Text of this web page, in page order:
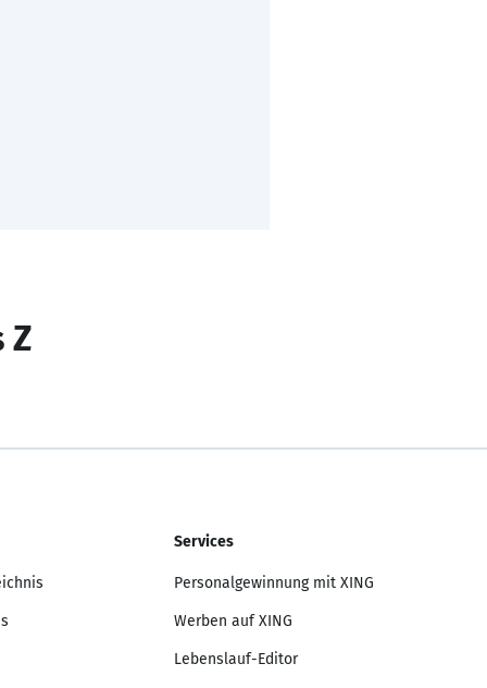
Z
Services
Personalgewinnung mit XING
Werben auf XING
Lebenslauf-Editor